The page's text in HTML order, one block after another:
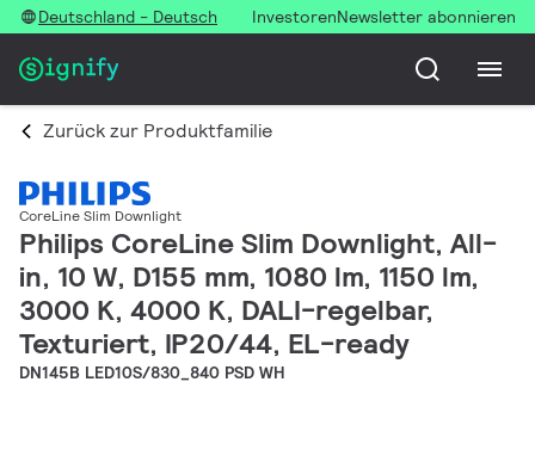
Deutschland - Deutsch InvestorenNewsletter abonnieren
Zurück zur Produktfamilie
CoreLine Slim Downlight
Philips CoreLine Slim Downlight, All-
in, 10 W, D155 mm, 1080 lm, 1150 lm,
3000 K, 4000 K, DALI-regelbar,
Texturiert, IP20/44, EL-ready
DN145B LED10S/830_840 PSD WH